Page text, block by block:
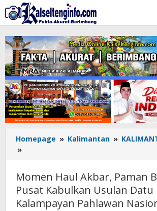
Lewati
ke
konten
Homepage » Kalimantan »
»
Haul
Paman
Birin
Minta
Momen Haul Akbar, Paman
Pusat Kabulkan Usulan Datu
Kalampayan Pahlawan